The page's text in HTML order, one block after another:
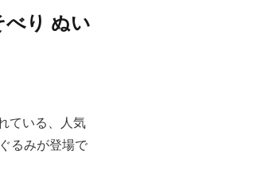
り ぬい
ている、人気
るみが登場で